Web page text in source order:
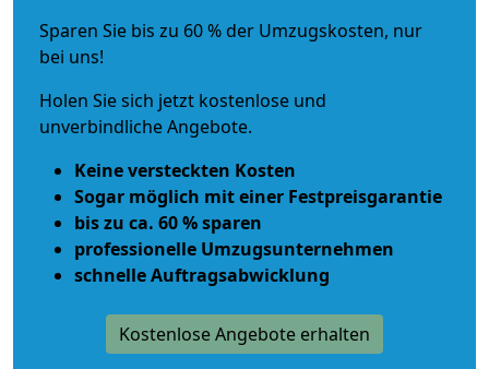
Sparen Sie bis zu 60 % der Umzugskosten, nur
bei uns!
Holen Sie sich jetzt kostenlose und
unverbindliche Angebote.
Keine versteckten Kosten
Sogar möglich mit einer Festpreisgarantie
bis zu ca. 60 % sparen
professionelle Umzugsunternehmen
schnelle Auftragsabwicklung
Kostenlose Angebote erhalten